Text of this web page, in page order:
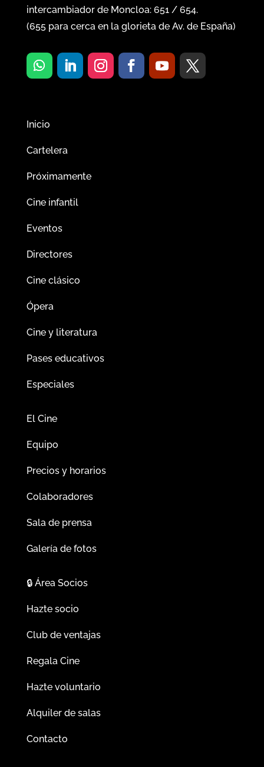
intercambiador de Moncloa: 651/ 654.
(655para cerca en la glorieta de Av. de España)
Inicio
Cartelera
Próximamente
Cine infantil
Eventos
Directores
Cine clásico
Ópera
Cine y literatura
Pases educativos
Especiales
El Cine
Equipo
Precios y horarios
Colaboradores
Sala de prensa
Galería de fotos
🔒Área Socios
Hazte socio
Club de ventajas
Regala Cine
Hazte voluntario
Alquiler de salas
Contacto